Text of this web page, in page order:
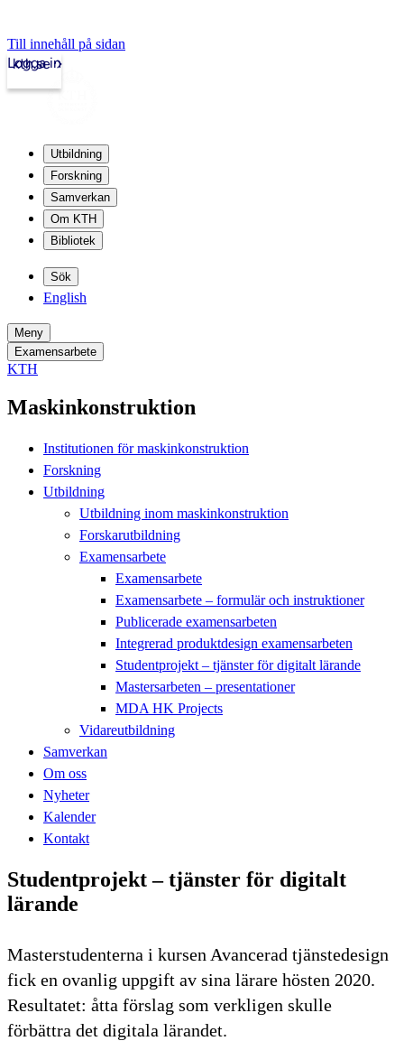
Till innehåll på sidan
kth.se
Logga in
Utbildning
Forskning
Samverkan
Om KTH
Bibliotek
Sök
English
Meny
Examensarbete
KTH
Maskinkonstruktion
Institutionen för maskinkonstruktion
Forskning
Utbildning
Utbildning inom maskinkonstruktion
Forskarutbildning
Examensarbete
Examensarbete
Examensarbete – formulär och instruktioner
Publicerade examensarbeten
Integrerad produktdesign examensarbeten
Studentprojekt – tjänster för digitalt lärande
Mastersarbeten – presentationer
MDA HK Projects
Vidareutbildning
Samverkan
Om oss
Nyheter
Kalender
Kontakt
Studentprojekt – tjänster för digitalt
lärande
Masterstudenterna i kursen Avancerad tjänstedesign
fick en ovanlig uppgift av sina lärare hösten 2020.
Resultatet: åtta förslag som verkligen skulle
förbättra det digitala lärandet.